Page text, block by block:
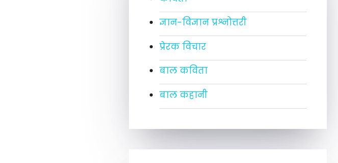
ज्ञान-विज्ञान प्रश्नोत्तरी
प्रेरक विचार
बाल कविता
बाल कहानी